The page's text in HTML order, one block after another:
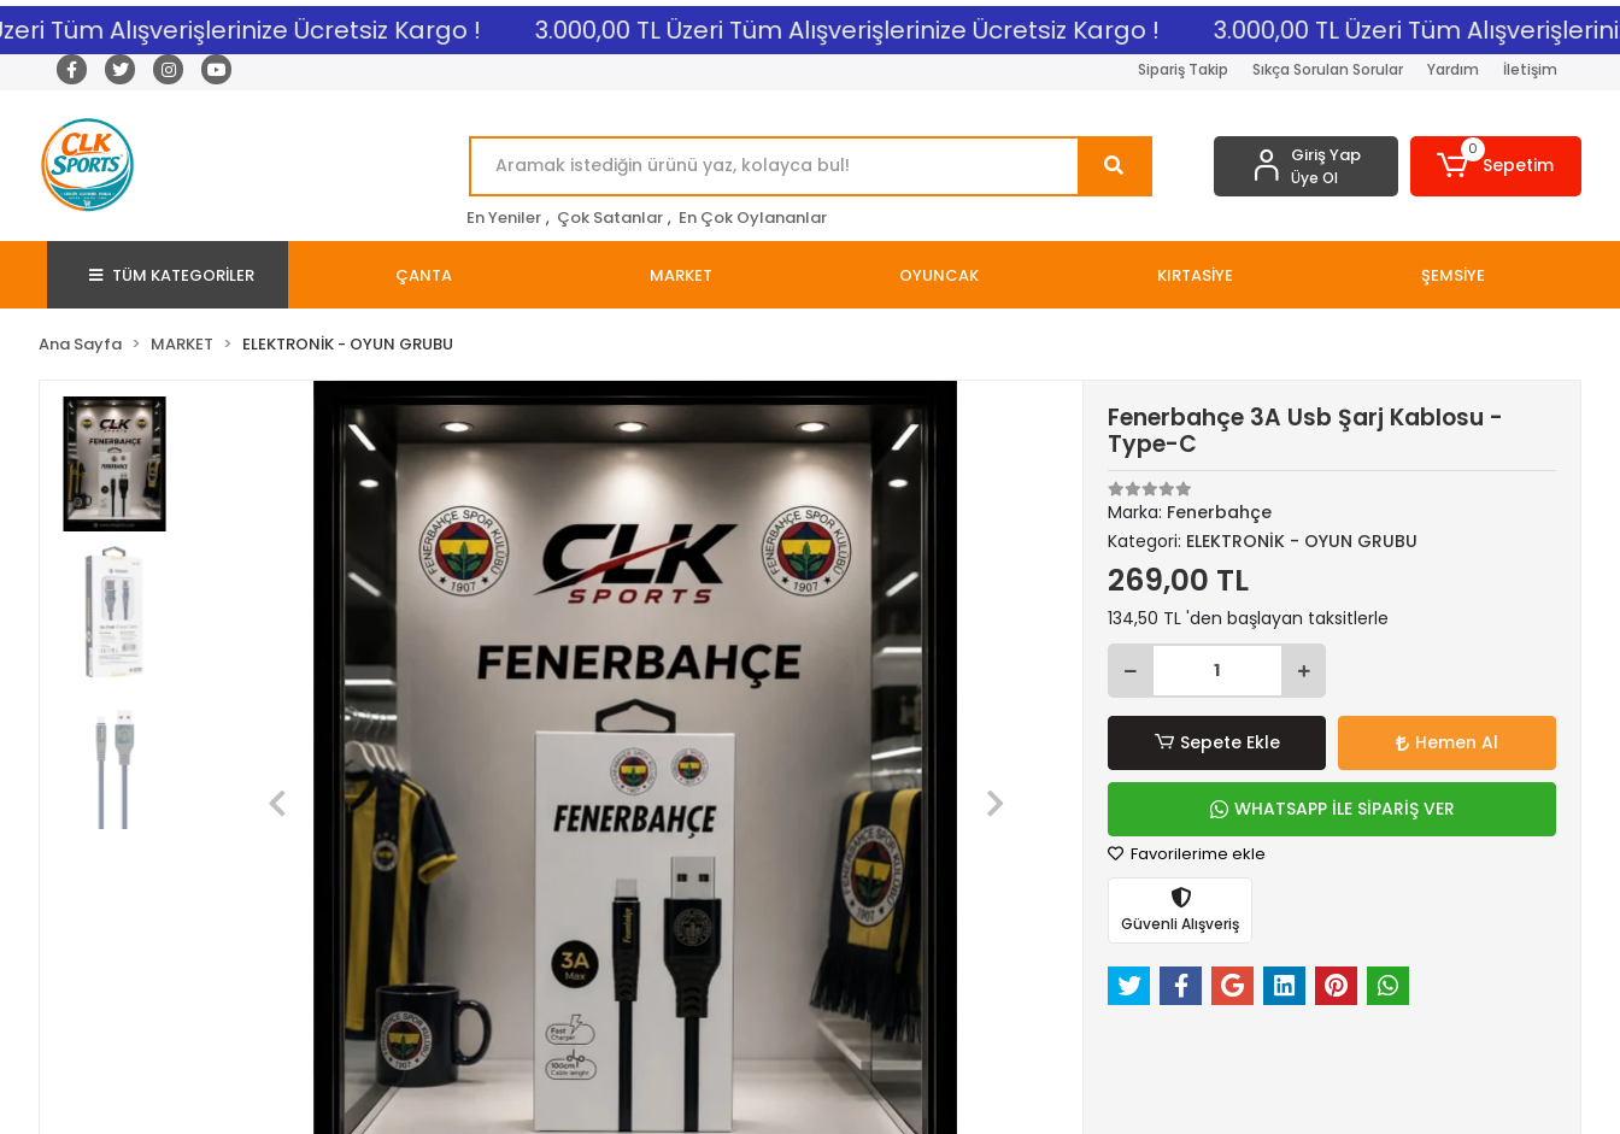
Tüm Alışverişlerinize Ücretsiz Kargo ! 3.000,00 TL Üzeri Tüm Alışverişlerinize Ücretsiz Kargo ! 3.000,00 TL Üzeri Tüm
Sipariş Takip Sıkça Sorulan Sorular Yardım İletişim
En Yeniler , Çok Satanlar , En Çok Oylananlar
Giriş Yap
Üye Ol
0
Sepetim
TÜM KATEGORİLER ÇANTA MARKET OYUNCAK KIRTASİYE ŞEMSİYE
Ana Sayfa MARKET ELEKTRONİK - OYUN GRUBU
Fenerbahçe 3A Usb Şarj Kablosu -
Type-C
Marka: Fenerbahçe
Kategori: ELEKTRONİK - OYUN GRUBU
269,00 TL
134,50 TL 'den başlayan taksitlerle
Sepete Ekle Hemen Al
WHATSAPP İLE SİPARİŞ VER
Favorilerime ekle
Güvenli Alışveriş